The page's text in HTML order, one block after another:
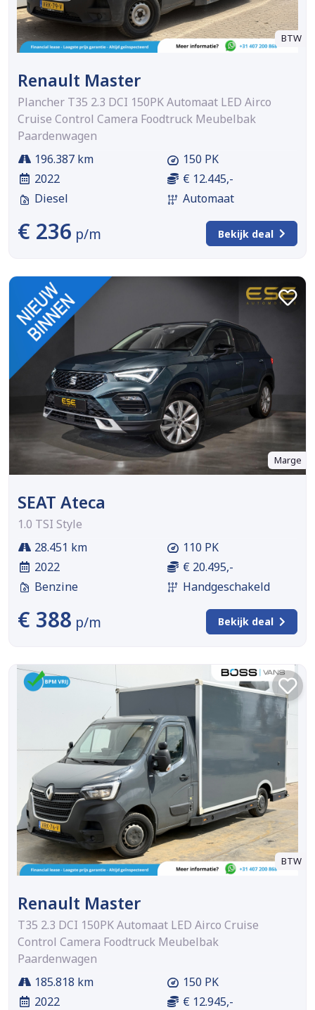
BTW
Renault Master
Plancher T35 2.3 DCI 150PK Automaat LED Airco
Cruise Control Camera Foodtruck Meubelbak
Paardenwagen
196.387 km
2022
Diesel
150 PK
€ 12.445,-
Automaat
€ 236 p/m Bekijk deal
Marge
SEAT Ateca
1.0 TSI Style
28.451 km
2022
Benzine
110 PK
€ 20.495,-
Handgeschakeld
€ 388 p/m Bekijk deal
BTW
Renault Master
T35 2.3 DCI 150PK Automaat LED Airco Cruise
Control Camera Foodtruck Meubelbak
Paardenwagen
185.818 km
2022
150 PK
€ 12.945,-